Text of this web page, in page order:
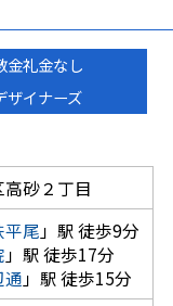
金礼金なし
ザイナーズ
砂２丁目
平尾 」駅 徒歩9分
」駅 徒歩17分
通 」駅 徒歩15分